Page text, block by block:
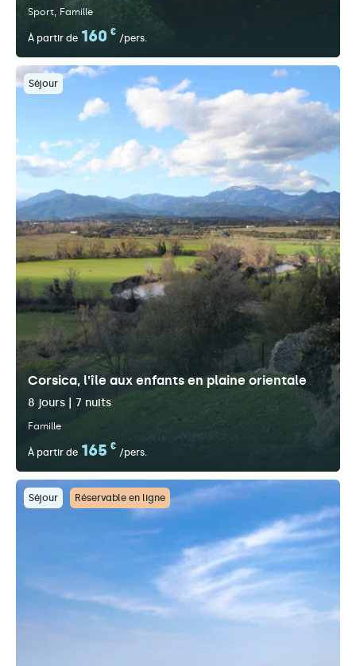
Sport Famille
À partir de 160 €
/pers.
Séjour
Corsica, l'île aux enfants en plaine orientale
8 jours | 7 nuits
Famille
À partir de 165 €
/pers.
Séjour Réservable en ligne